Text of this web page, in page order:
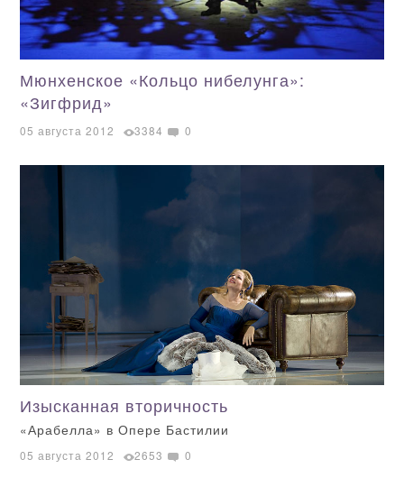
Мюнхенское «Кольцо нибелунга»:
«Зигфрид»
05 августа 2012 3384 0
Изысканная вторичность
«Арабелла» в Опере Бастилии
05 августа 2012 2653 0